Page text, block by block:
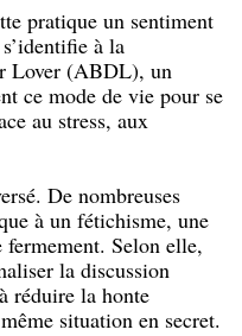
pratique un sentiment
à la
Lover (ABDL), un
ce mode de vie pour se
au stress, aux
De nombreuses
à un fétichisme, une
Selon elle,
la discussion
réduire la honte
situation en secret.